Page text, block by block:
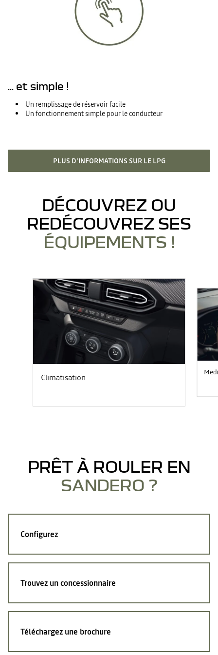
... et simple !
Un remplissage de réservoir facile
Un fonctionnement simple pour le conducteur
PLUS D'INFORMATIONS SUR LE LPG
DÉCOUVREZ OU
REDÉCOUVREZ SES
ÉQUIPEMENTS !
Climatisation
PRÊT À ROULER EN
SANDERO ?
Configurez
Trouvez un concessionnaire
Téléchargez une brochure